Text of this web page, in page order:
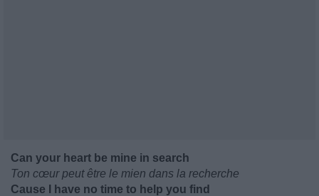
Can your heart be mine in search
Ton cœur peut être le mien dans la recherche
Cause I have no time to help you find